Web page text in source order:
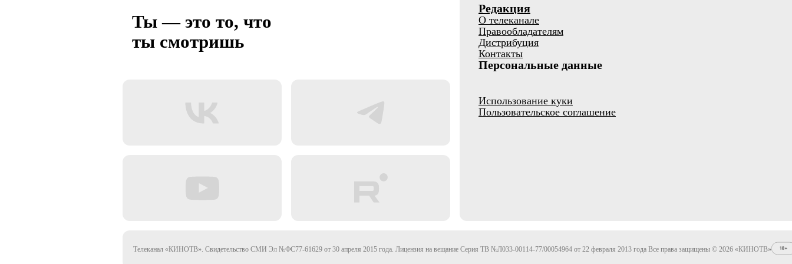
Ты — это то, что
ты смотришь
Редакция
О телеканале
Правообладателям
Дистрибуция
Контакты
Персональные данные
Использование куки
Пользовательское соглашение
Телеканал «КИНОТВ». Свидетельство СМИ Эл №ФС77-61629 от 30 апреля 2015 года. Лицензия на вещание Серия ТВ №Л033-00114-77/00054964 от 22 февраля 2013 года Все права защищены © 2026 «КИНОТВ»